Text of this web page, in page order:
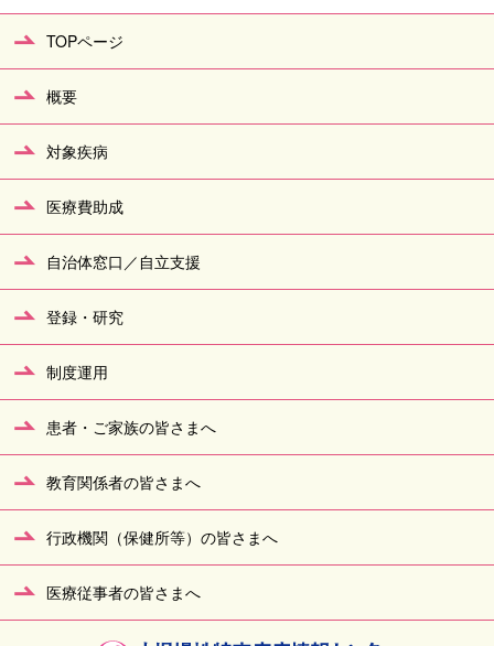
TOPページ
概要
対象疾病
医療費助成
自治体窓口／自立支援
登録・研究
制度運用
患者・ご家族の皆さまへ
教育関係者の皆さまへ
行政機関（保健所等）の皆さまへ
医療従事者の皆さまへ